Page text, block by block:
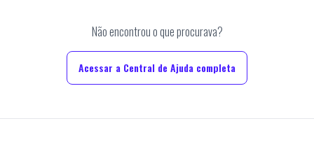
Não encontrou o que procurava?
Acessar a Central de Ajuda completa